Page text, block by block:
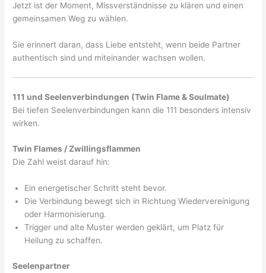
Jetzt ist der Moment, Missverständnisse zu klären und einen
gemeinsamen Weg zu wählen.
Sie erinnert daran, dass Liebe entsteht, wenn beide Partner
authentisch sind und miteinander wachsen wollen.
111 und Seelenverbindungen (Twin Flame & Soulmate)
Bei tiefen Seelenverbindungen kann die 111 besonders intensiv
wirken.
Twin Flames / Zwillingsflammen
Die Zahl weist darauf hin:
Ein energetischer Schritt steht bevor.
Die Verbindung bewegt sich in Richtung Wiedervereinigung
oder Harmonisierung.
Trigger und alte Muster werden geklärt, um Platz für
Heilung zu schaffen.
Seelenpartner